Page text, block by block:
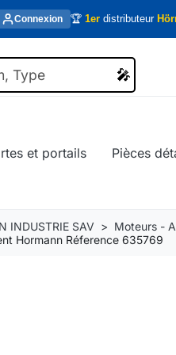
Connexion 🏆 1er distributeur
🎤
🎤
et portails Pièces
INDUSTRIE SAV
Moteurs -
Hormann Réference 635769